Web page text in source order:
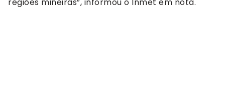
regiões mineiras”, informou o Inmet em nota.